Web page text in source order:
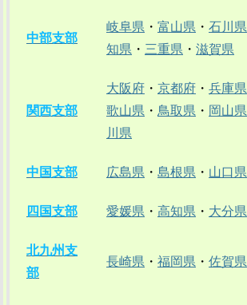
中部支部
岐阜県 ・ 富山県 ・ 石川県
知県 ・ 三重県 ・ 滋賀県
関西支部
大阪府 ・ 京都府 ・ 兵庫県
歌山県 ・ 鳥取県 ・ 岡山県
川県
中国支部 広島県 ・ 島根県 ・ 山口県
四国支部 愛媛県 ・ 高知県 ・ 大分県
北九州支
部
長崎県 ・ 福岡県 ・ 佐賀県